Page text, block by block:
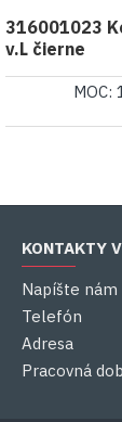
316001023
v.L čierne
MOC:
KONTAKTY
Napíšte nám
Telefón
Adresa
Pracovná